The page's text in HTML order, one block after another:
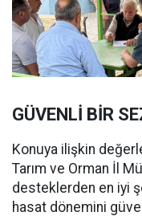
GÜVENLİ BİR
Konuya ilişkin
Tarım ve Orman İl
desteklerden en iyi
hasat dönemini